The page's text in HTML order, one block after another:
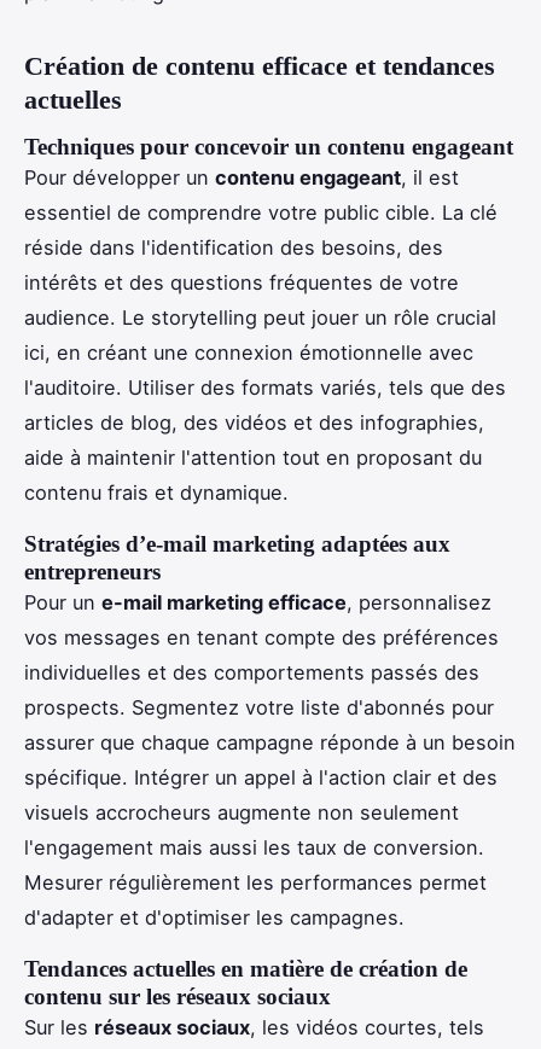
Création de contenu efficace et tendances
actuelles
Techniques pour concevoir un contenu engageant
Pour développer un contenu engageant, il est
essentiel de comprendre votre public cible. La clé
réside dans l'identification des besoins, des
intérêts et des questions fréquentes de votre
audience. Le storytelling peut jouer un rôle crucial
ici, en créant une connexion émotionnelle avec
l'auditoire. Utiliser des formats variés, tels que des
articles de blog, des vidéos et des infographies,
aide à maintenir l'attention tout en proposant du
contenu frais et dynamique.
Stratégies d’e-mail marketing adaptées aux
entrepreneurs
Pour un e-mail marketing efficace, personnalisez
vos messages en tenant compte des préférences
individuelles et des comportements passés des
prospects. Segmentez votre liste d'abonnés pour
assurer que chaque campagne réponde à un besoin
spécifique. Intégrer un appel à l'action clair et des
visuels accrocheurs augmente non seulement
l'engagement mais aussi les taux de conversion.
Mesurer régulièrement les performances permet
d'adapter et d'optimiser les campagnes.
Tendances actuelles en matière de création de
contenu sur les réseaux sociaux
Sur les réseaux sociaux, les vidéos courtes, tels